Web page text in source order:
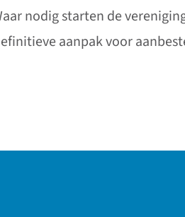
nodig starten de
aanpak voor